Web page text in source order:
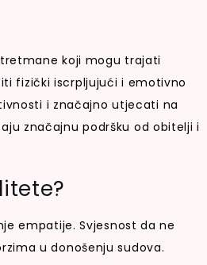
koji mogu trajati
fizički iscrpljujući i emotivno
i značajno utjecati na
značajnu podršku od obitelji i
empatije. Svjesnost da ne
u donošenju sudova.